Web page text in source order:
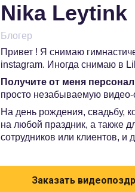
Nika Leytink
Блогер
Привет ! Я снимаю
instagram. Иногда снимаю в
Получите от меня
просто незабываемую
На день рождения, свадьбу,
на любой праздник, а также
сотрудников или клиентов, и
Заказать